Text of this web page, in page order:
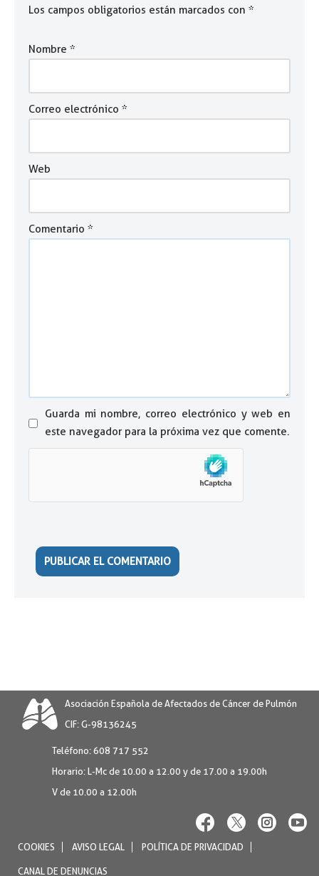
Los campos obligatorios están marcados con *
Nombre *
Correo electrónico *
Web
Comentario *
Guarda mi nombre, correo electrónico y web en
este navegador para la próxima vez que comente.
Asociación Española de Afectados de Cáncer de Pulmón
CIF: G-98136245
Teléfono: 608 717 552
Horario: L-Mc de 10.00 a 12.00 y de 17.00 a 19.00h
V de 10.00 a 12.00h
COOKIES AVISO LEGAL POLÍTICA DE PRIVACIDAD
CANAL DE DENUNCIAS